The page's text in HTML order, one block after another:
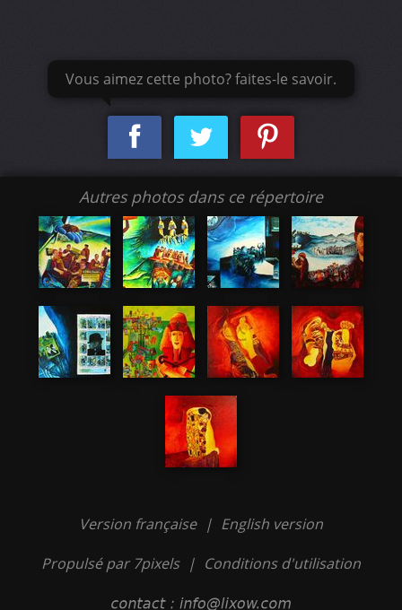
Vous aimez cette photo? faites-le savoir.
Autres photos dans ce répertoire
Version française | English version
Propulsé par 7pixels | Conditions d'utilisation